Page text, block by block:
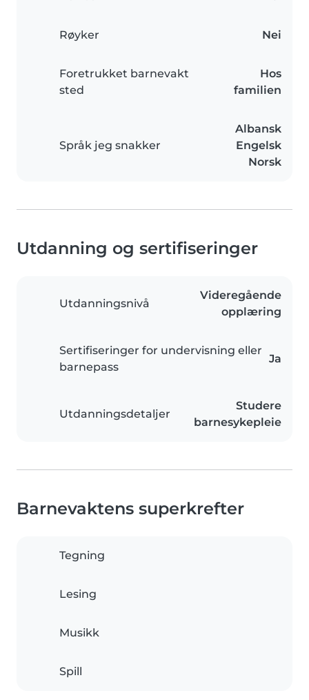
Røyker Nei
Foretrukket barnevakt
sted
Hos
familien
Språk jeg snakker
Albansk
Engelsk
Norsk
Utdanning og sertifiseringer
Utdanningsnivå
Videregående
opplæring
Sertifiseringer for undervisning eller
barnepass
Ja
Utdanningsdetaljer
Studere
barnesykepleie
Barnevaktens superkrefter
Tegning
Lesing
Musikk
Spill